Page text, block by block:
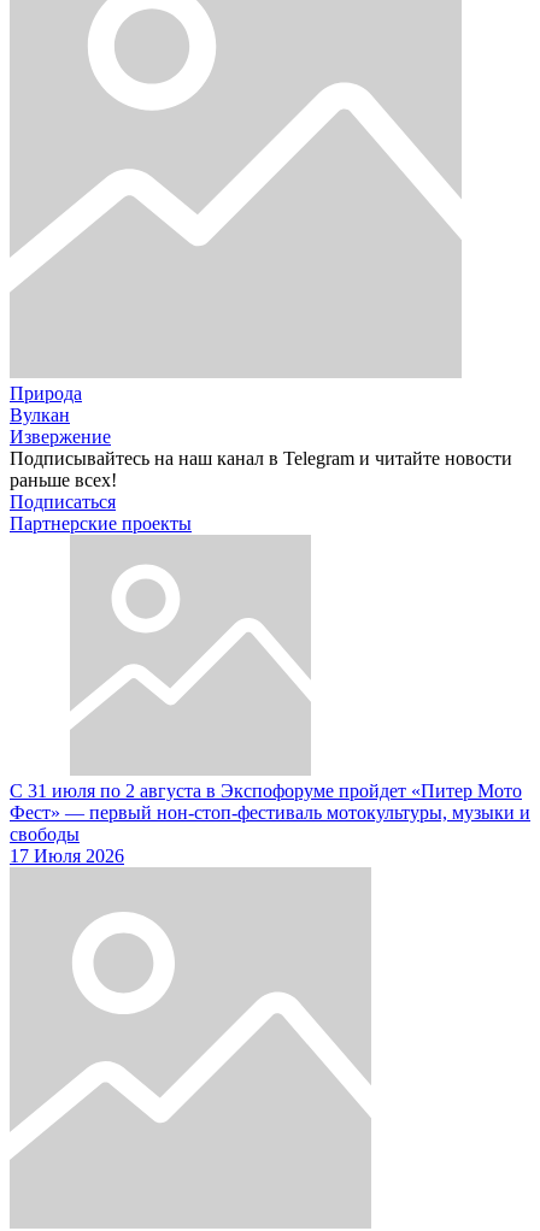
Природа
Вулкан
Извержение
Подписывайтесь на наш канал в Telegram и читайте новости
раньше всех!
Подписаться
Партнерские проекты
С 31 июля по 2 августа в Экспофоруме пройдет «Питер Мото
Фест» — первый нон-стоп-фестиваль мотокультуры, музыки и
свободы
17 Июля 2026